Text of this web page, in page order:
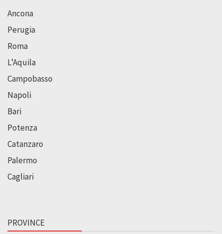
Ancona
Perugia
Roma
L’Aquila
Campobasso
Napoli
Bari
Potenza
Catanzaro
Palermo
Cagliari
PROVINCE